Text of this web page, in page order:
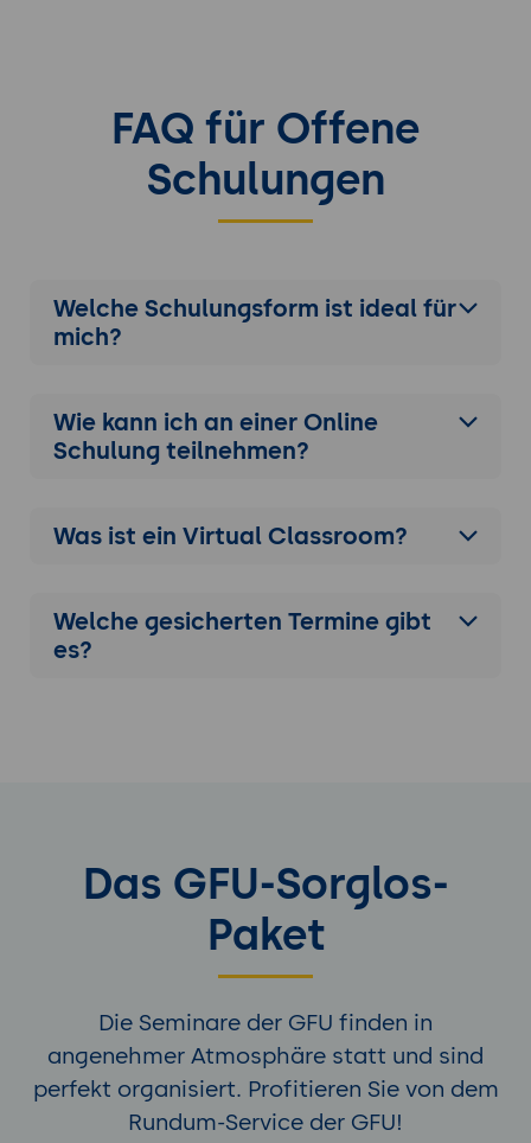
FAQ für Offene
Schulungen
Welche Schulungsform ist ideal für
mich?
Wie kann ich an einer Online
Schulung teilnehmen?
Was ist ein Virtual Classroom?
Welche gesicherten Termine gibt
es?
Das GFU-Sorglos-
Paket
Die Seminare der GFU finden in
angenehmer Atmosphäre statt und sind
perfekt organisiert. Profitieren Sie von dem
Rundum-Service der GFU!